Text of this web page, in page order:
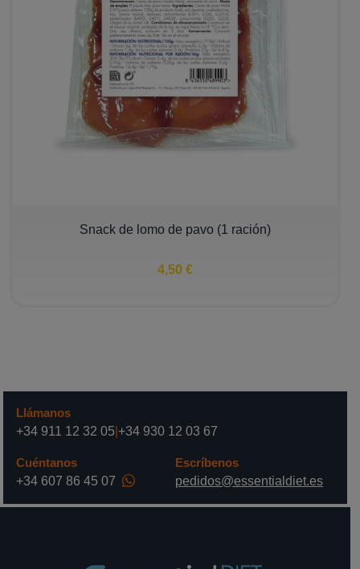
Snack de lomo de pavo (1 ración)
4,50 €
Llámanos
+34 911 12 32 05 +34 930 12 03 67
Cuéntanos
+34 607 86 45 07
Escríbenos
pedidos@essentialdiet.es